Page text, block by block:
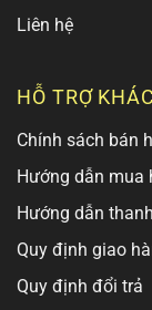
Liên hệ
HỖ TRỢ
Chính sách bán
Hướng dẫn mua
Hướng dẫn
Quy định giao
Quy định đổi trả